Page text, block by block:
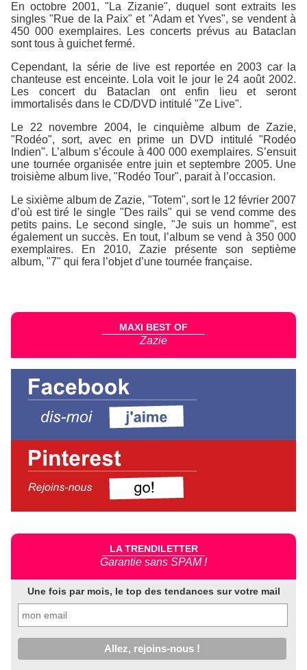
En octobre 2001, "La Zizanie", duquel sont extraits les
singles "Rue de la Paix" et "Adam et Yves", se vendent à
450 000 exemplaires. Les concerts prévus au Bataclan
sont tous à guichet fermé.
Cependant, la série de live est reportée en 2003 car la
chanteuse est enceinte. Lola voit le jour le 24 août 2002.
Les concert du Bataclan ont enfin lieu et seront
immortalisés dans le CD/DVD intitulé "Ze Live".
Le 22 novembre 2004, le cinquième album de Zazie,
"Rodéo", sort, avec en prime un DVD intitulé "Rodéo
Indien". L’album s’écoule à 400 000 exemplaires. S’ensuit
une tournée organisée entre juin et septembre 2005. Une
troisième album live, "Rodéo Tour", parait à l’occasion.
Le sixième album de Zazie, "Totem", sort le 12 février 2007
d’où est tiré le single "Des rails" qui se vend comme des
petits pains. Le second single, "Je suis un homme", est
également un succès. En tout, l’album se vend à 350 000
exemplaires. En 2010, Zazie présente son septième
album, "7" qui fera l’objet d’une tournée française.
MAXI BEST OF
Zazie
LA TRENDILETTER
Garantie sans SPAM !
Une fois par mois, le top des tendances sur votre mail